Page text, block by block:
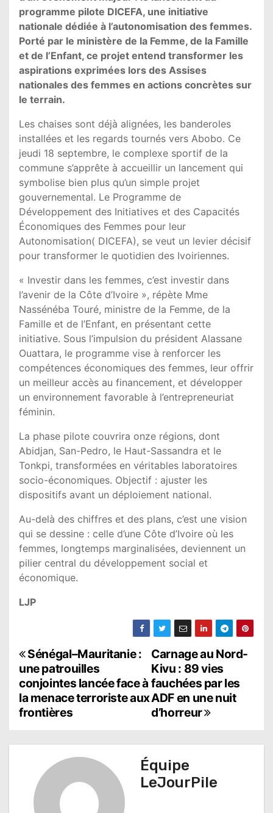
programme pilote DICEFA, une initiative
nationale dédiée à l’autonomisation des femmes.
Porté par le ministère de la Femme, de la Famille
et de l’Enfant, ce projet entend transformer les
aspirations exprimées lors des Assises
nationales des femmes en actions concrètes sur
le terrain.
Les chaises sont déjà alignées, les banderoles
installées et les regards tournés vers Abobo. Ce
jeudi 18 septembre, le complexe sportif de la
commune s’apprête à accueillir un lancement qui
symbolise bien plus qu’un simple projet
gouvernemental. Le Programme de
Développement des Initiatives et des Capacités
Économiques des Femmes pour leur
Autonomisation( DICEFA), se veut un levier décisif
pour transformer le quotidien des Ivoiriennes.
« Investir dans les femmes, c’est investir dans
l’avenir de la Côte d’Ivoire », répète Mme
Nassénéba Touré, ministre de la Femme, de la
Famille et de l’Enfant, en présentant cette
initiative. Sous l’impulsion du président Alassane
Ouattara, le programme vise à renforcer les
compétences économiques des femmes, leur offrir
un meilleur accès au financement, et développer
un environnement favorable à l’entrepreneuriat
féminin.
La phase pilote couvrira onze régions, dont
Abidjan, San-Pedro, le Haut-Sassandra et le
Tonkpi, transformées en véritables laboratoires
socio-économiques. Objectif : ajuster les
dispositifs avant un déploiement national.
Au-delà des chiffres et des plans, c’est une vision
qui se dessine : celle d’une Côte d’Ivoire où les
femmes, longtemps marginalisées, deviennent un
pilier central du développement social et
économique.
LJP
N
a
v
g
Carnage au Nord-
Kivu : 89 vies
fauchées par les
ADF en une nuit
d’horreur
Sénégal–Mauritanie :
une patrouilles
conjointes lancée face à
la menace terroriste aux
frontières
Équipe
LeJourPile